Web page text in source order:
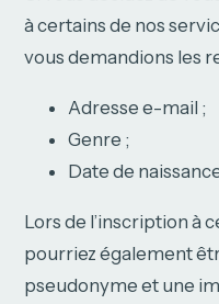
à certains de nos
vous demandions les
Adresse e-mail ;
Genre ;
Date de
Lors de l’inscription à
pourriez également
pseudonyme et une